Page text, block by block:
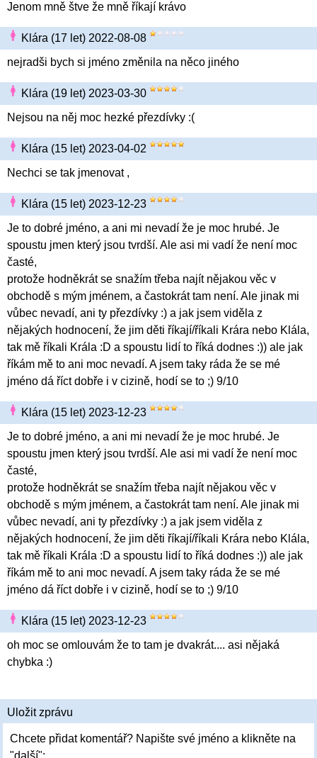
Jenom mně štve že mně říkají krávo
Klára (17 let) 2022-08-08
nejradši bych si jméno změnila na něco jiného
Klára (19 let) 2023-03-30
Nejsou na něj moc hezké přezdívky :(
Klára (15 let) 2023-04-02
Nechci se tak jmenovat ,
Klára (15 let) 2023-12-23
Je to dobré jméno, a ani mi nevadí že je moc hrubé. Je
spoustu jmen který jsou tvrdší. Ale asi mi vadí že není moc
časté,
protože hodněkrát se snažím třeba najít nějakou věc v
obchodě s mým jménem, a častokrát tam není. Ale jinak mi
vůbec nevadí, ani ty přezdívky :) a jak jsem viděla z
nějakých hodnocení, že jim děti říkají/říkali Krára nebo Klála,
tak mě říkali Krála :D a spoustu lidí to říká dodnes :)) ale jak
říkám mě to ani moc nevadí. A jsem taky ráda že se mé
jméno dá říct dobře i v cizině, hodí se to ;) 9/10
Klára (15 let) 2023-12-23
Je to dobré jméno, a ani mi nevadí že je moc hrubé. Je
spoustu jmen který jsou tvrdší. Ale asi mi vadí že není moc
časté,
protože hodněkrát se snažím třeba najít nějakou věc v
obchodě s mým jménem, a častokrát tam není. Ale jinak mi
vůbec nevadí, ani ty přezdívky :) a jak jsem viděla z
nějakých hodnocení, že jim děti říkají/říkali Krára nebo Klála,
tak mě říkali Krála :D a spoustu lidí to říká dodnes :)) ale jak
říkám mě to ani moc nevadí. A jsem taky ráda že se mé
jméno dá říct dobře i v cizině, hodí se to ;) 9/10
Klára (15 let) 2023-12-23
oh moc se omlouvám že to tam je dvakrát.... asi nějaká
chybka :)
Uložit zprávu
Chcete přidat komentář? Napište své jméno a klikněte na
"další":